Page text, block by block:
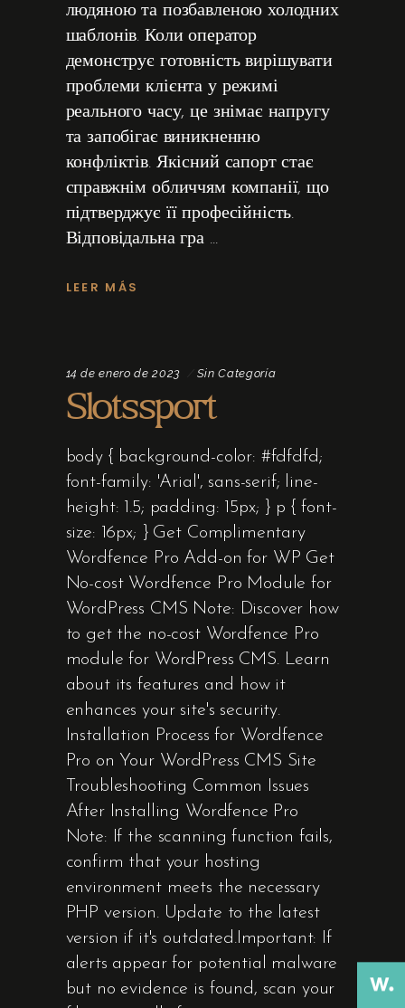
людяною та позбавленою холодних
шаблонів. Коли оператор
демонструє готовність вирішувати
проблеми клієнта у режимі
реального часу, це знімає напругу
та запобігає виникненню
конфліктів. Якісний сапорт стає
справжнім обличчям компанії, що
підтверджує її професійність.
Відповідальна гра
LEER MÁS
14 de enero de 2023 Sin Categoría
Slotssport
body { background-color: #fdfdfd;
font-family: 'Arial', sans-serif; line-
height: 1.5; padding: 15px; } p { font-
size: 16px; } Get Complimentary
Wordfence Pro Add-on for WP Get
No-cost Wordfence Pro Module for
WordPress CMS Note: Discover how
to get the no-cost Wordfence Pro
module for WordPress CMS. Learn
about its features and how it
enhances your site's security.
Installation Process for Wordfence
Pro on Your WordPress CMS Site
Troubleshooting Common Issues
After Installing Wordfence Pro
Note: If the scanning function fails,
confirm that your hosting
environment meets the necessary
PHP version. Update to the latest
version if it's outdated.Important: If
alerts appear for potential malware
but no evidence is found, scan your